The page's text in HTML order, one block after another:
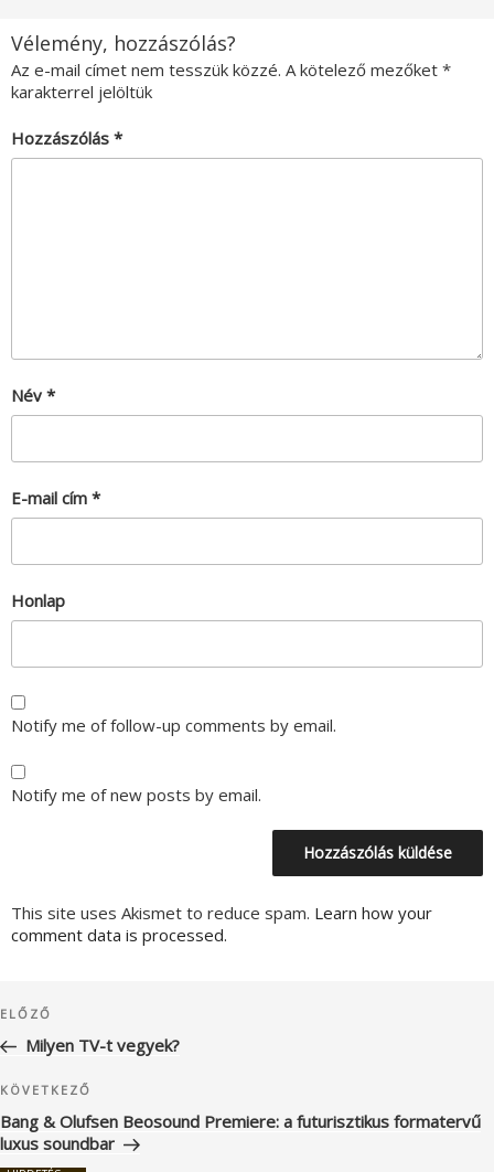
Vélemény, hozzászólás?
Az e-mail címet nem tesszük közzé. A kötelező mezőket *
karakterrel jelöltük
Hozzászólás *
Név *
E-mail cím *
Honlap
Notify me of follow-up comments by email.
Notify me of new posts by email.
This site uses Akismet to reduce spam. Learn how your
comment data is processed.
navigáció
Korábbi
bejegyzés
ELŐZŐ
Milyen TV-t vegyek?
Következő
bejegyzés
KÖVETKEZŐ
Bang & Olufsen Beosound Premiere: a futurisztikus formatervű
luxus soundbar